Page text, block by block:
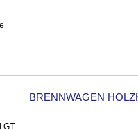
BRENNWAGEN